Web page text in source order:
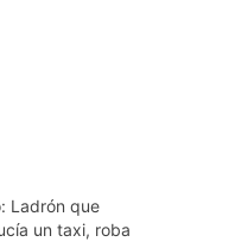
Ladrón que
un taxi, roba